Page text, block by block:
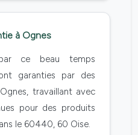
à Ognes
ce beau temps
garanties par des
travaillant avec
pour des produits
le 60440, 60 Oise.